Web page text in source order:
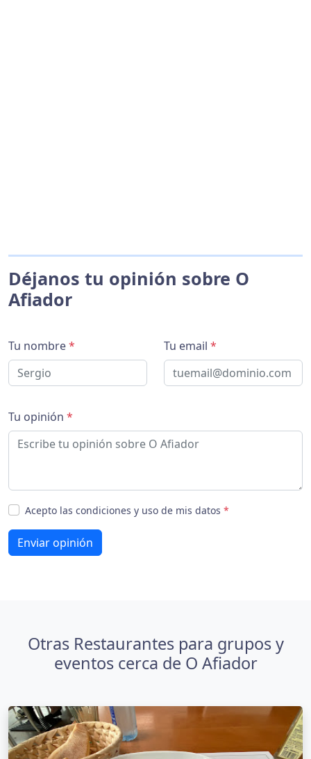
Déjanos tu opinión sobre O
Afiador
Tu nombre* Tu email *
Tu opinión *
Acepto las condiciones y uso de mis datos *
Enviar opinión
Otras Restaurantes para grupos y
eventos cerca de O Afiador